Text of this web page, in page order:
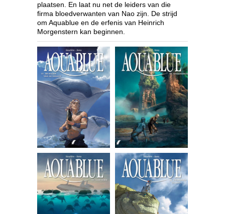
plaatsen. En laat nu net de leiders van die
firma bloedverwanten van Nao zijn. De strijd
om Aquablue en de erfenis van Heinrich
Morgenstern kan beginnen.